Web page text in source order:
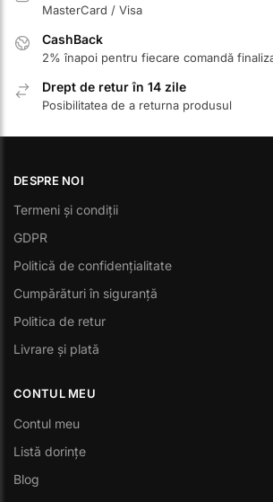
MasterCard / Visa
CashBack
2% înapoi pentru fiecare comandă
Drept de retur în 14 zile
Posibilitatea de a returna produsul
DESPRE NOI
Termeni și condiții
GDPR
Politică de confidențialitate
Cumpărături în siguranță
Politica de retur
Livrare și plată
CONTUL MEU
Contul meu
Listă dorințe
Blog